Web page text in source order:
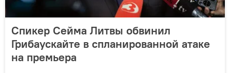
Спикер Сейма Литвы обвинил
Грибаускайте в спланированной атаке
на премьера